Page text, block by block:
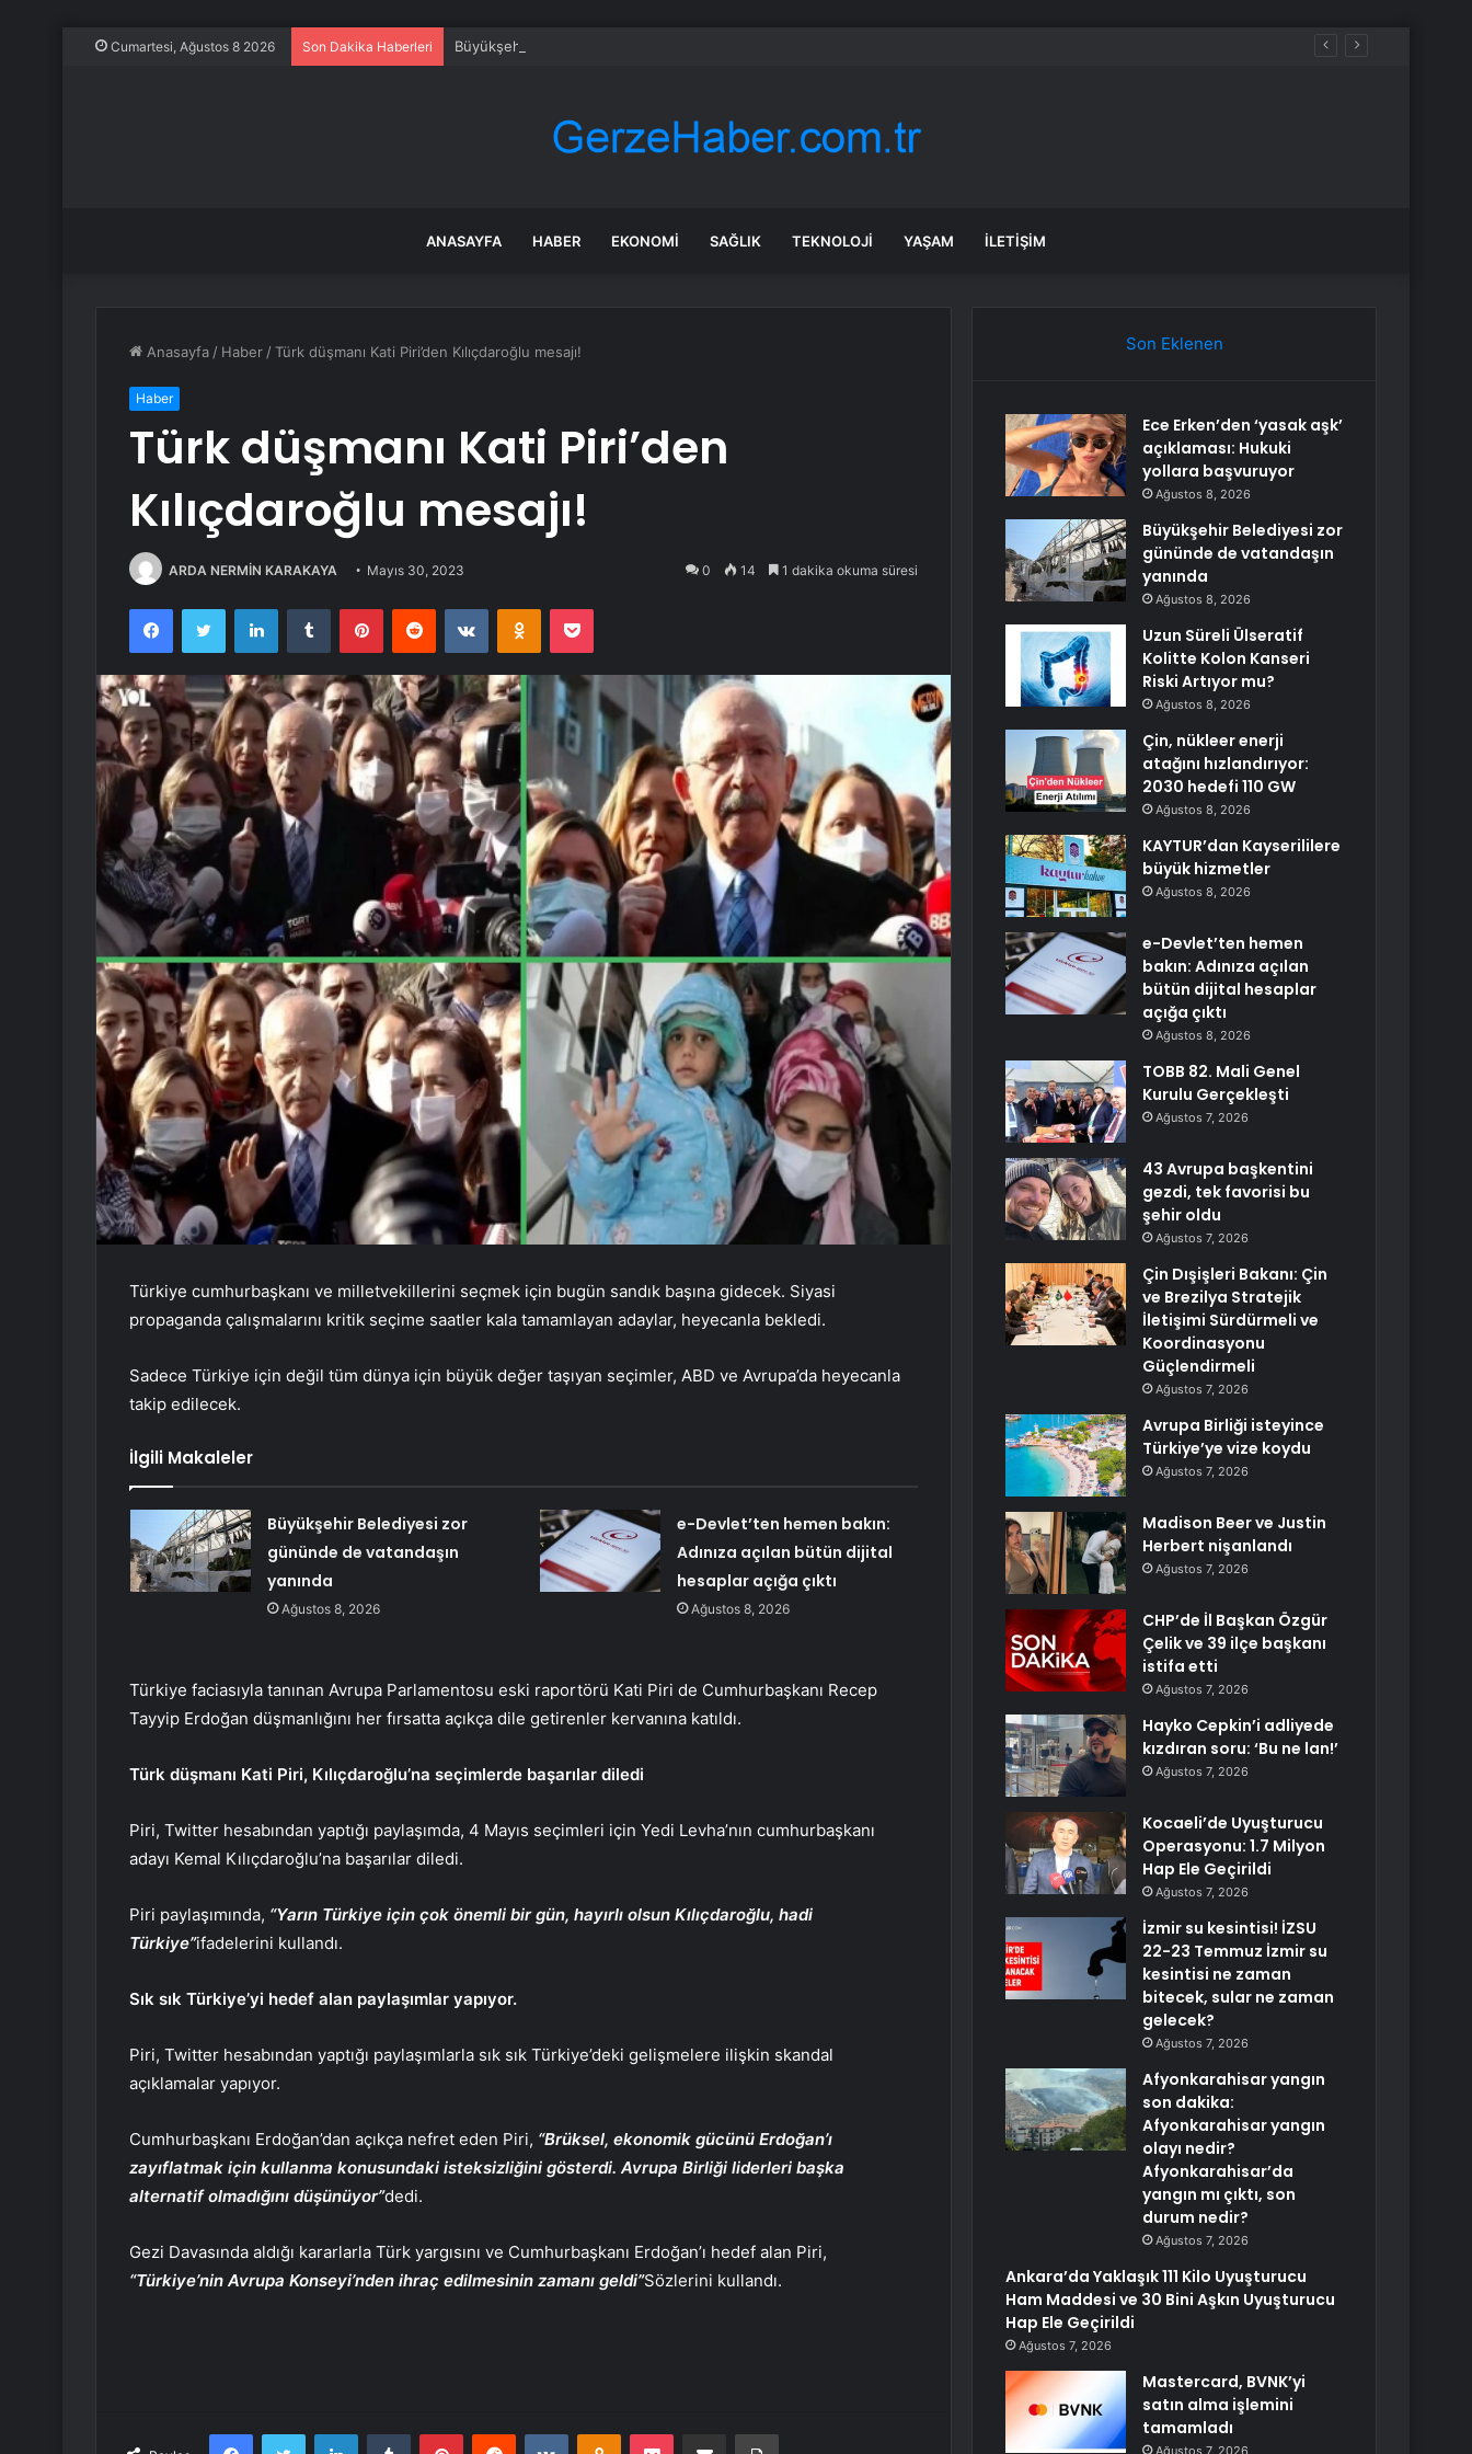
Cumartesi, Ağustos 8 2026 Son Dakika Haberleri Büyükşehir Belediyesi zor gününde de vatandaşın yanında
ANASAYFA HABER EKONOMI SAĞLIK TEKNOLOJI YAŞAM İLETIŞIM
Anasayfa / Haber /Türk düşmanı Kati Piri’den Kılıçdaroğlu mesajı!
Haber
Türk düşmanı Kati Piri’den
Kılıçdaroğlu mesajı!
ARDA NERMİN KARAKAYA Mayıs 30, 2023 0 14 1 dakika okuma süresi
FacebookTwitter LinkedInTumblr PinterestReddit VKontakteOdnoklassniki
Pocket
Türkiye cumhurbaşkanı ve milletvekillerini seçmek için bugün sandık başına gidecek. Siyasi
propaganda çalışmalarını kritik seçime saatler kala tamamlayan adaylar, heyecanla bekledi.
Sadece Türkiye için değil tüm dünya için büyük değer taşıyan seçimler, ABD ve Avrupa’da heyecanla
takip edilecek.
İlgili Makaleler
Büyükşehir Belediyesi zor
gününde de vatandaşın
yanında
Ağustos 8, 2026
e-Devlet’ten hemen bakın:
Adınıza açılan bütün dijital
hesaplar açığa çıktı
Ağustos 8, 2026
Türkiye faciasıyla tanınan Avrupa Parlamentosu eski raportörü Kati Piri de Cumhurbaşkanı Recep
Tayyip Erdoğan düşmanlığını her fırsatta açıkça dile getirenler kervanına katıldı.
Türk düşmanı Kati Piri, Kılıçdaroğlu’na seçimlerde başarılar diledi
Piri, Twitter hesabından yaptığı paylaşımda, 4 Mayıs seçimleri için Yedi Levha’nın cumhurbaşkanı
adayı Kemal Kılıçdaroğlu’na başarılar diledi.
Piri paylaşımında, “Yarın Türkiye için çok önemli bir gün, hayırlı olsun Kılıçdaroğlu, hadi
Türkiye”ifadelerini kullandı.
Sık sık Türkiye’yi hedef alan paylaşımlar yapıyor.
Piri, Twitter hesabından yaptığı paylaşımlarla sık sık Türkiye’deki gelişmelere ilişkin skandal
açıklamalar yapıyor.
Cumhurbaşkanı Erdoğan’dan açıkça nefret eden Piri, “Brüksel, ekonomik gücünü Erdoğan’ı
zayıflatmak için kullanma konusundaki isteksizliğini gösterdi. Avrupa Birliği liderleri başka
alternatif olmadığını düşünüyor”dedi.
Gezi Davasında aldığı kararlarla Türk yargısını ve Cumhurbaşkanı Erdoğan’ı hedef alan Piri,
“Türkiye’nin Avrupa Konseyi’nden ihraç edilmesinin zamanı geldi”Sözlerini kullandı.
FacebookTwitter LinkedInTumblr PinterestReddit VKontakteOdnoklassniki
Pocket E-Posta ile paylaş Yazdır
Son Eklenen
Ece Erken’den ‘yasak aşk’
açıklaması: Hukuki
yollara başvuruyor
Ağustos 8, 2026
Büyükşehir Belediyesi zor
gününde de vatandaşın
yanında
Ağustos 8, 2026
Uzun Süreli Ülseratif
Kolitte Kolon Kanseri
Riski Artıyor mu?
Ağustos 8, 2026
Çin, nükleer enerji
atağını hızlandırıyor:
2030 hedefi 110 GW
Ağustos 8, 2026
KAYTUR’dan Kayserililere
büyük hizmetler
Ağustos 8, 2026
e-Devlet’ten hemen
bakın: Adınıza açılan
bütün dijital hesaplar
açığa çıktı
Ağustos 8, 2026
TOBB 82. Mali Genel
Kurulu Gerçekleşti
Ağustos 7, 2026
43 Avrupa başkentini
gezdi, tek favorisi bu
şehir oldu
Ağustos 7, 2026
Çin Dışişleri Bakanı: Çin
ve Brezilya Stratejik
İletişimi Sürdürmeli ve
Koordinasyonu
Güçlendirmeli
Ağustos 7, 2026
Avrupa Birliği isteyince
Türkiye’ye vize koydu
Ağustos 7, 2026
Madison Beer ve Justin
Herbert nişanlandı
Ağustos 7, 2026
CHP’de İl Başkan Özgür
Çelik ve 39 ilçe başkanı
istifa etti
Ağustos 7, 2026
Hayko Cepkin’i adliyede
kızdıran soru: ‘Bu ne lan!’
Ağustos 7, 2026
Kocaeli’de Uyuşturucu
Operasyonu: 1.7 Milyon
Hap Ele Geçirildi
Ağustos 7, 2026
İzmir su kesintisi! İZSU
22-23 Temmuz İzmir su
kesintisi ne zaman
bitecek, sular ne zaman
gelecek?
Ağustos 7, 2026
Afyonkarahisar yangın
son dakika:
Afyonkarahisar yangın
olayı nedir?
Afyonkarahisar’da
yangın mı çıktı, son
durum nedir?
Ağustos 7, 2026
Ankara’da Yaklaşık 111 Kilo Uyuşturucu
Ham Maddesi ve 30 Bini Aşkın Uyuşturucu
Hap Ele Geçirildi
Ağustos 7, 2026
Mastercard, BVNK’yi
satın alma işlemini
tamamladı
Ağustos 7, 2026